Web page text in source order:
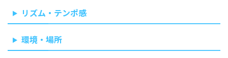
リズム・テンポ感
環境・場所